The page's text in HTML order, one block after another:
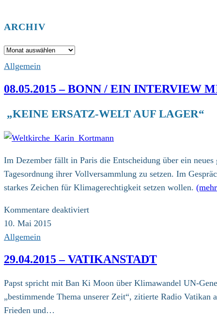
ARCHIV
Archiv
Allgemein
08.05.2015 – BONN / EIN INTERVIEW
„KEINE ERSATZ-WELT AUF LAGER“
Im Dezember fällt in Paris die Entscheidung über ein
Tagesordnung ihrer Vollversammlung zu setzen. Im
starkes Zeichen für Klimagerechtigkeit setzen wollen.
Kommentare deaktiviertfür
/
10. Mai 2015
Allgemein
29.04.2015 – VATIKANSTADT
Papst spricht mit Ban Ki Moon über Klimawandel UN-
„bestimmende Thema unserer Zeit“, zitierte Radio
Frieden und…